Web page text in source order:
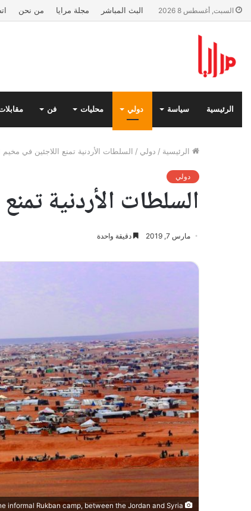
السبت, أغسطس 8 2026 البث المباشر مجلة مرايا من نحن
الرئيسية سياسة دولي محليات فن
الرئيسية / دولي / السلطات الأردنية تمنع اللاجئين في
دولي
السلطات الأردنية
مارس 7, 2019 دقيقة واحدة
informal Rukban camp, between the Jordan and Syria